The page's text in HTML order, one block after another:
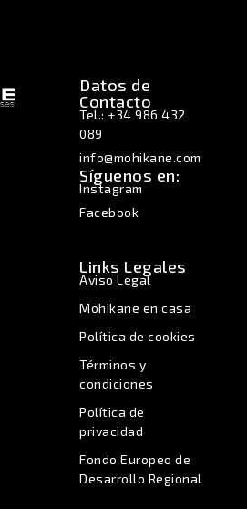
Datos de
Contacto
Tel.: +34 986 432
089
info@mohikane.com
Síguenos en:
Instagram
Facebook
Links Legales
Aviso Legal
Mohikane en casa
Política de cookies
Términos y
condiciones
Política de
privacidad
Fondo Europeo de
Desarrollo Regional